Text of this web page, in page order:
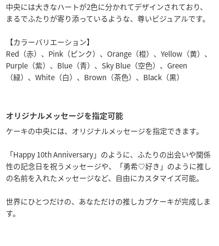
中央には大きなハートが2色に分かれてデザインされており、
まるでふたりが寄り添っているような、尊いビジュアルです。
【カラーバリエーション】
Red（赤）、Pink（ピンク）、Orange（橙）、Yellow（黄）、
Purple（紫）、Blue（青）、Sky Blue（空色）、Green
（緑）、White（白）、Brown（茶色）、Black（黒）
オリジナルメッセージを指定可能
ケーキの中央には、オリジナルメッセージを指定できます。
「Happy 10th Anniversary」のように、ふたりの出会いや関係
性の記念日を祝うメッセージや、「勇希♡好き」のように推し
の名前を入れたメッセージなど、自由にカスタマイズ可能。
世界にひとつだけの、あなただけの推しカプケーキが完成しま
す。